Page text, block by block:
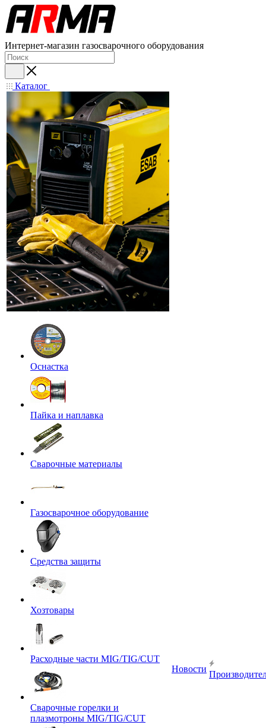
Интернет-магазин газосварочного оборудования
Каталог
Оснастка
Пайка и наплавка
Сварочные материалы
Газосварочное оборудование
Средства защиты
Хозтовары
Расходные части MIG/TIG/CUT
Сварочные горелки и
плазмотроны MIG/TIG/CUT
Новости